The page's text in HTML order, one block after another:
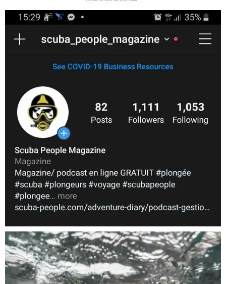
scuba_people_magazine
Nov 5
scuba_people_magazine